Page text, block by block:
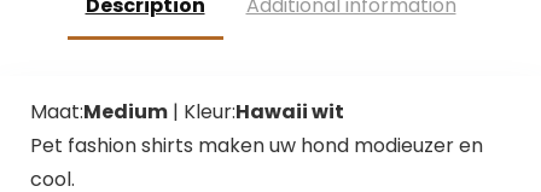
Description Additional information
Maat:Medium| Kleur:Hawaii wit
Pet fashion shirts maken uw hond modieuzer en
cool.